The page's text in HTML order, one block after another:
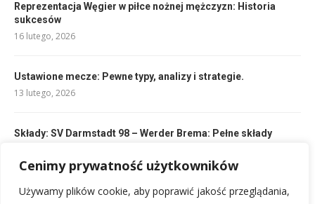
Cenimy prywatność użytkowników
Używamy plików cookie, aby poprawić jakość przeglądania,
Reprezentacja Węgier w piłce nożnej mężczyzn: Historia
sukcesów
16 lutego, 2026
Ustawione mecze: Pewne typy, analizy i strategie.
13 lutego, 2026
Składy: SV Darmstadt 98 – Werder Brema: Pełne składy
11 lutego, 2026